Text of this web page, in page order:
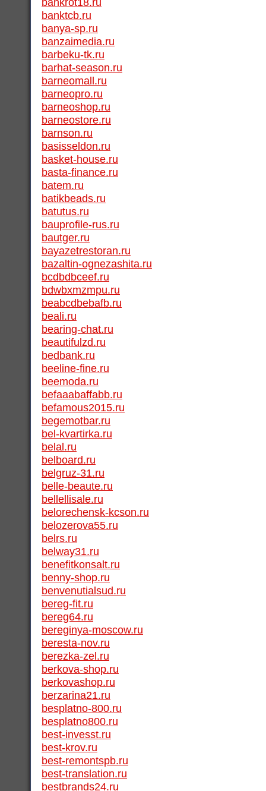
banktcb.ru
banya-sp.ru
banzaimedia.ru
barbeku-tk.ru
barhat-season.ru
barneomall.ru
barneopro.ru
barneoshop.ru
barneostore.ru
barnson.ru
basisseldon.ru
basket-house.ru
basta-finance.ru
batem.ru
batikbeads.ru
batutus.ru
bauprofile-rus.ru
bautger.ru
bayazetrestoran.ru
bazaltin-ognezashita.ru
bcdbdbceef.ru
bdwbxmzmpu.ru
beabcdbebafb.ru
beali.ru
bearing-chat.ru
beautifulzd.ru
bedbank.ru
beeline-fine.ru
beemoda.ru
befaaabaffabb.ru
befamous2015.ru
begemotbar.ru
bel-kvartirka.ru
belal.ru
belboard.ru
belgruz-31.ru
belle-beaute.ru
bellellisale.ru
belorechensk-kcson.ru
belozerova55.ru
belrs.ru
belway31.ru
benefitkonsalt.ru
benny-shop.ru
benvenutialsud.ru
bereg-fit.ru
bereg64.ru
bereginya-moscow.ru
beresta-nov.ru
berezka-zel.ru
berkova-shop.ru
berkovashop.ru
berzarina21.ru
besplatno-800.ru
besplatno800.ru
best-invesst.ru
best-krov.ru
best-remontspb.ru
best-translation.ru
bestbrands24.ru